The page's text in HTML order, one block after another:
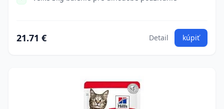
21.71 € Detail kúpiť